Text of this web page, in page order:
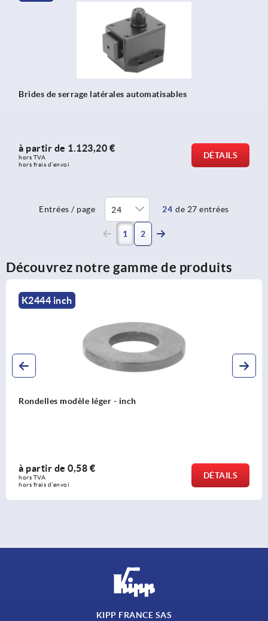
Brides de serrage latérales automatisables
à partir de 1.123,20 €
hors TVA
hors frais d’envoi
DÉTAILS
Entrées / page 24 de 27 entrées
1 (current)
2
Découvrez notre gamme de produits
K2447 inch
Vis d’articulation - inch
à partir de 12,63 €
hors TVA
hors frais d’envoi
DÉTAILS
KIPP FRANCE SAS